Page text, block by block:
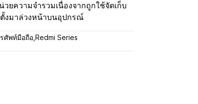
ยความจำรวมเนื่องจากถูกใช้จัดเก็บ
งมาล่วงหน้าบนอุปกรณ์
ศัพท์มือถือ Redmi Series